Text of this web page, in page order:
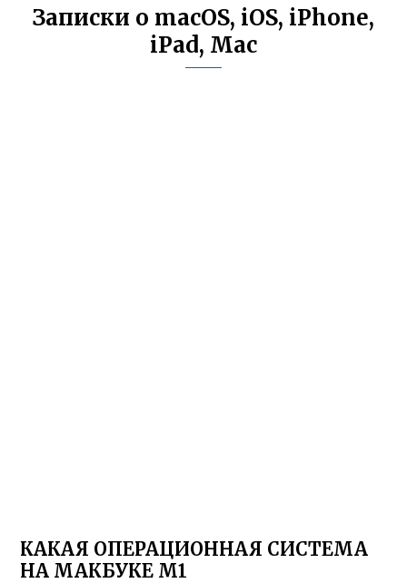
Записки о macOS, iOS, iPhone,
iPad, Mac
КАКАЯ ОПЕРАЦИОННАЯ СИСТЕМА
НА МАКБУКЕ М1